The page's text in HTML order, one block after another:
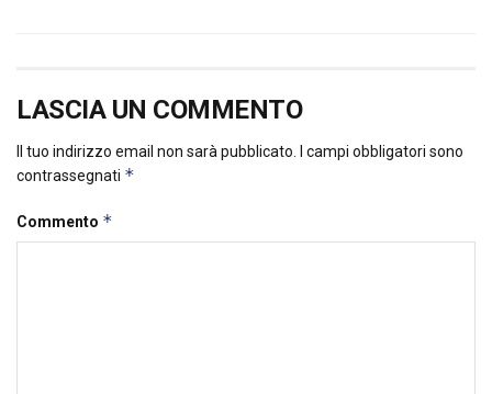
LASCIA UN COMMENTO
Il tuo indirizzo email non sarà pubblicato.
I campi obbligatori sono
contrassegnati *
Commento *